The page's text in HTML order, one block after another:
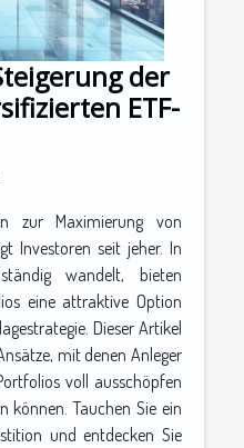
der
ETF-
zur Maximierung von
Investoren seit jeher. In
wandelt, bieten
eine attraktive Option
Dieser Artikel
mit denen Anleger
voll ausschöpfen
können. Tauchen Sie ein
und entdecken Sie